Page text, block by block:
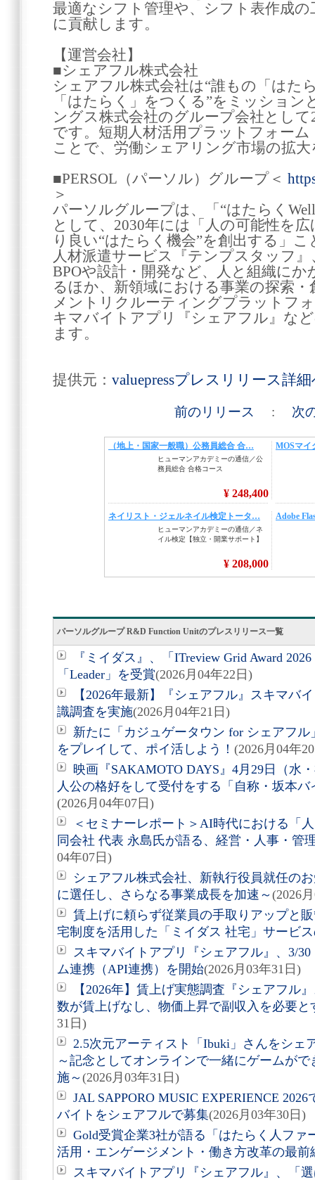
最適なシフト管理や、シフト表作成
に貢献します。
【運営会社】
■シェアフル株式会社
シェアフル株式会社は“誰もの「はた
「はたらく」をつくる”をミッショ
ングス株式会社のグループ会社とし
です。短期人材活用プラットフォー
ことで、労働シェアリング市場の拡
■PERSOL（パーソル）グループ＜
＞
パーソルグループは、「“はたらく
として、2030年には「人の可能性を
り良い“はたらく機会”を創出する」
人材派遣サービス『テンプスタッフ
BPOや設計・開発など、人と組織に
るほか、新領域における事業の探索
メントリクルーティングプラットフ
キマバイトアプリ『シェアフル』な
ます。
提供元： valuepressプレスリリース詳
前のリリース : 次
パーソルグループ R&D Function Unitのプレスリリース一覧
『ミイダス』、「ITreview Grid Award
「Leader」を受賞(2026月04年22日)
【2026年最新】『シェアフル』スキマバ
識調査を実施(2026月04年21日)
新たに「カジュゲータウン for シェアフ
をプレイして、ポイ活しよう！ (2026月04年
映画『SAKAMOTO DAYS』4月29日（水
人公の格好をして受付をする「自称・坂本
(2026月04年07日)
＜セミナーレポート＞AI時代における「
同会社 代表 永島氏が語る、経営・人事・管
04年07日)
シェアフル株式会社、新執行役員就任の
に選任し、さらなる事業成長を加速～ (2026
賃上げに頼らず従業員の手取りアップと
宅制度を活用した「ミイダス 社宅」サービ
スキマバイトアプリ『シェアフル』、3/
ム連携（API連携）を開始(2026月03年31日)
【2026年】賃上げ実態調査『シェアフル
数が賃上げなし、物価上昇で副収入を必要と
31日)
2.5次元アーティスト「Ibuki」さんをシェ
～記念としてオンラインで一緒にゲームが
施～ (2026月03年31日)
JAL SAPPORO MUSIC EXPERIENCE
バイトをシェアフルで募集(2026月03年30日)
Gold受賞企業3社が語る「はたらく人ファ
活用・エンゲージメント・働き方改革の最前
スキマバイトアプリ『シェアフル』、「